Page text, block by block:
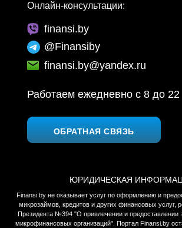
Онлайн-консультации:
finansi.by
@Finansiby
finansi.by@yandex.ru
Работаем ежедневно c 8 до 22
ОБРАТНАЯ СВЯЗЬ
ЮРИДИЧЕСКАЯ
Finansi.by не оказывает услуг по оформлению и
микрозаймов, кредитов и других финансовых услуг,
Президента №394 "О привлечении и предоставлении
микрофинансовых организаций". Портал Finansi.by